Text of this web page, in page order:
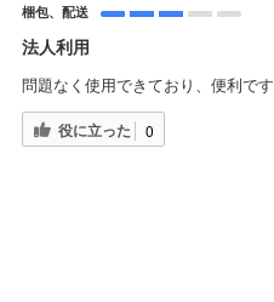
梱包、配送
法人利用
問題なく使用できており、便利です
役に立った 0